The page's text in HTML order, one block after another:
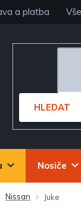
a platba
HLEDAT
Nosiče
Nissan Juke